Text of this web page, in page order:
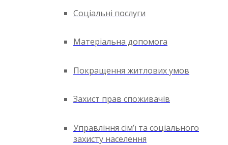
Соціальні послуги
Матеріальна допомога
Покращення житлових умов
Захист прав споживачів
Управління сім’ї та соціального
захисту населення